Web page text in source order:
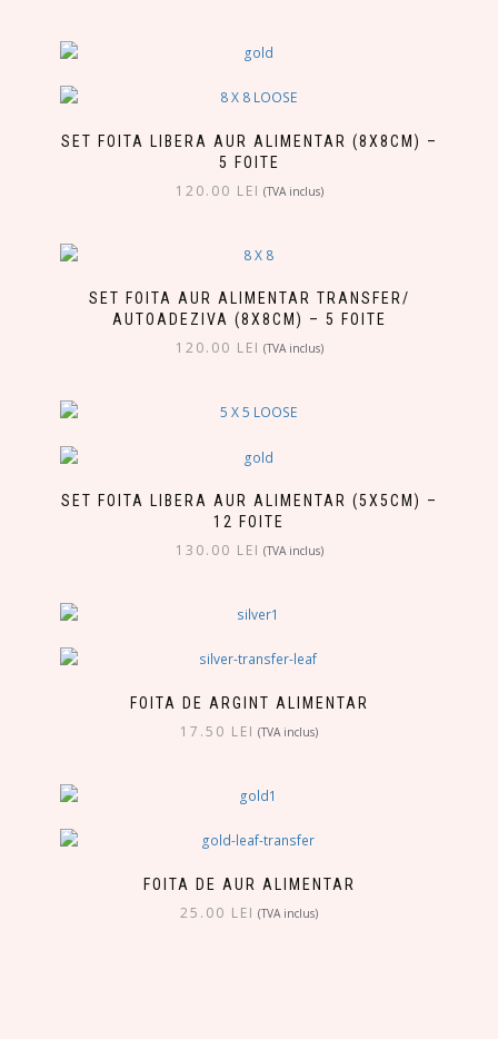
SET FOITA LIBERA AUR ALIMENTAR (8X8CM) –
5 FOITE
120.00 LEI (TVA inclus)
SET FOITA AUR ALIMENTAR TRANSFER/
AUTOADEZIVA (8X8CM) – 5 FOITE
120.00 LEI (TVA inclus)
SET FOITA LIBERA AUR ALIMENTAR (5X5CM) –
12 FOITE
130.00 LEI (TVA inclus)
FOITA DE ARGINT ALIMENTAR
17.50 LEI (TVA inclus)
FOITA DE AUR ALIMENTAR
25.00 LEI (TVA inclus)